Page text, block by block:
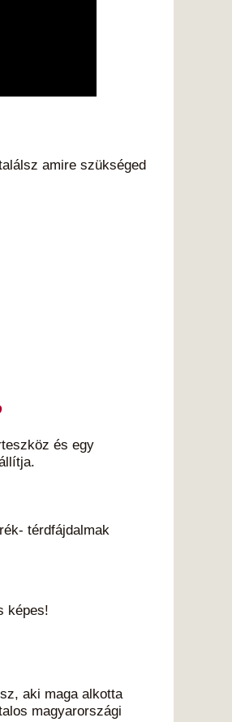
amire szükséged
és egy
térdfájdalmak
képes!
aki maga alkotta
magyarországi